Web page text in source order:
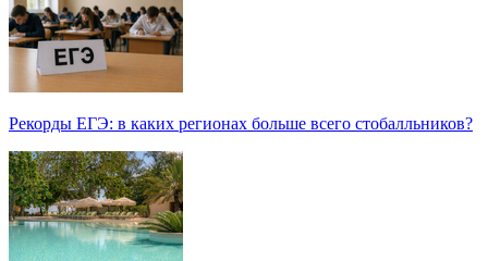
Рекорды ЕГЭ: в каких регионах больше всего стобалльников?